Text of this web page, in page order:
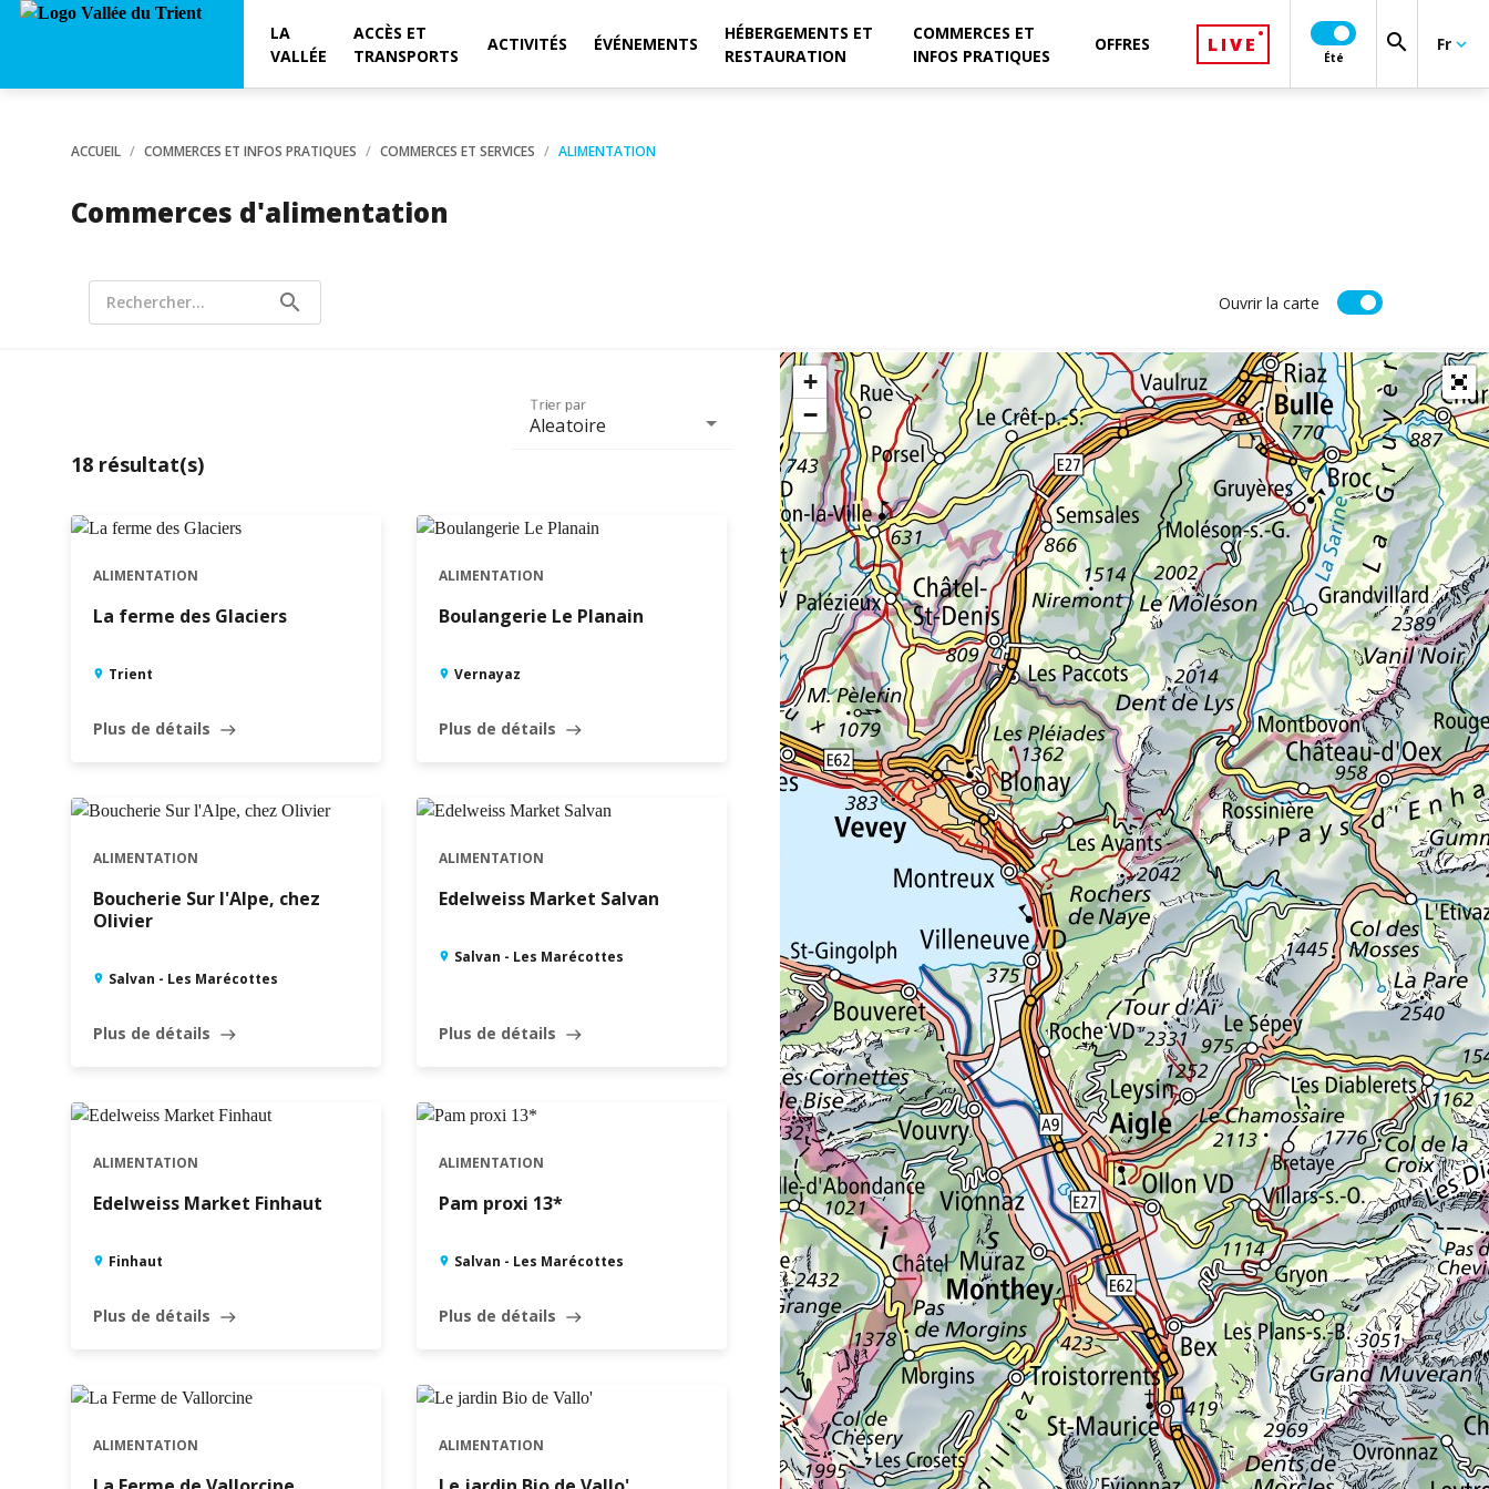
LA
VALLÉE
ACCÈS ET
TRANSPORTS
ACTIVITÉS ÉVÉNEMENTS
HÉBERGEMENTS ET
RESTAURATION
COMMERCES ET
INFOS PRATIQUES
OFFRES LIVE
Été
search Frkeyboard_arrow_down
ACCUEIL COMMERCES ET INFOS PRATIQUES COMMERCES ET SERVICES ALIMENTATION
Commerces d'alimentation
search
Rechercher... Ouvrir la carte
+
−
Aleatoire
Trier par
18 résultat(s)
ALIMENTATION
La ferme des Glaciers
Trient
Plus de détails east
ALIMENTATION
Boulangerie Le Planain
Vernayaz
Plus de détails east
ALIMENTATION
Boucherie Sur l'Alpe, chez
Olivier
Salvan - Les Marécottes
Plus de détails east
ALIMENTATION
Edelweiss Market Salvan
Salvan - Les Marécottes
Plus de détails east
ALIMENTATION
Edelweiss Market Finhaut
Finhaut
Plus de détails east
ALIMENTATION
Pam proxi 13*
Salvan - Les Marécottes
Plus de détails east
ALIMENTATION ALIMENTATION